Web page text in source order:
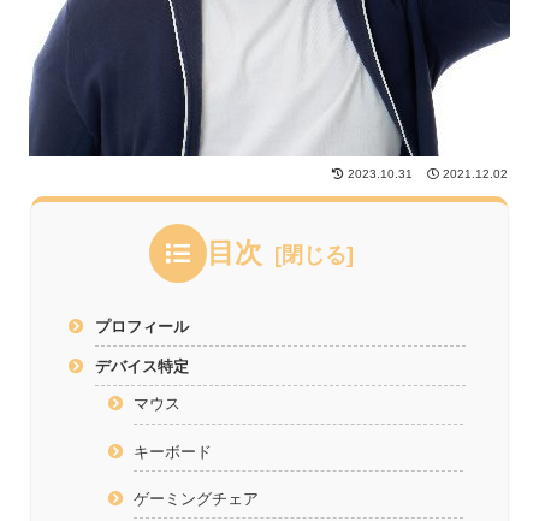
2023.10.31 2021.12.02
目次
プロフィール
デバイス特定
マウス
キーボード
ゲーミングチェア